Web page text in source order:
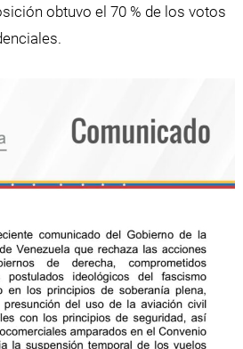
obtuvo el 70 % de los votos